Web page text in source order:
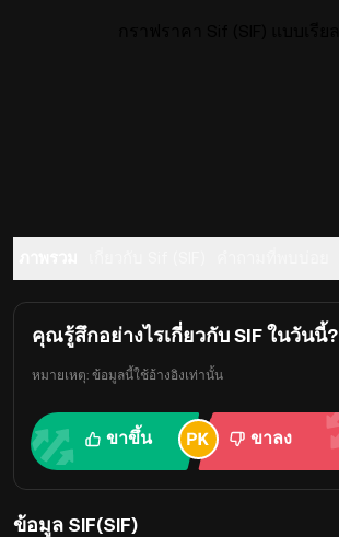
คุณรู้สึกอย่างไรเกี่ยวกับ SIF ในวันนี้?
หมายเหตุ: ข้อมูลนี้ใช้อ้างอิงเท่านั้น
ขาขึ้น ขาลง
ข้อมูล SIF(SIF)